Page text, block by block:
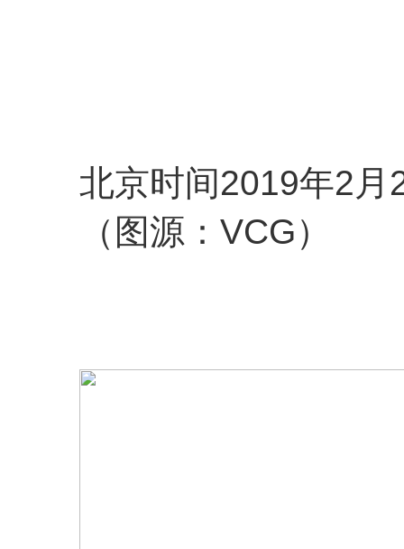
北京时间2019年2月
（图源：VCG）